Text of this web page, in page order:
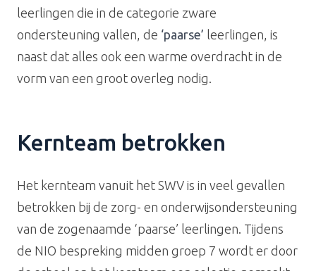
leerlingen die in de categorie zware
ondersteuning vallen, de ‘paarse’ leerlingen, is
naast dat alles ook een warme overdracht in de
vorm van een groot overleg nodig.
Kernteam betrokken
Het kernteam vanuit het SWV is in veel gevallen
betrokken bij de zorg- en onderwijsondersteuning
van de zogenaamde ‘paarse’ leerlingen. Tijdens
de NIO bespreking midden groep 7 wordt er door